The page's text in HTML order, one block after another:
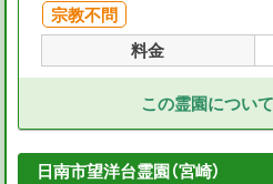
宗教不問
料金
この霊園につい
日南市望洋台霊園（宮崎）